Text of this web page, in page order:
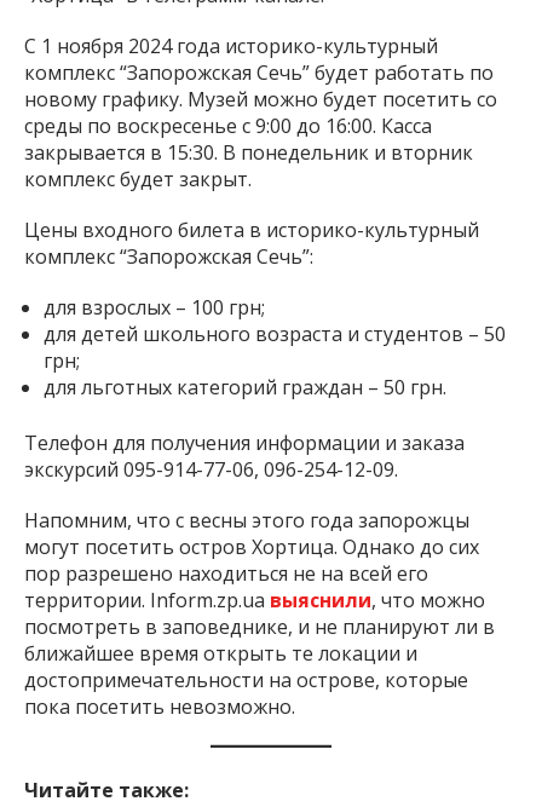
С 1 ноября 2024 года историко-культурный
комплекс “Запорожская Сечь” будет работать по
новому графику. Музей можно будет посетить со
среды по воскресенье с 9:00 до 16:00. Касса
закрывается в 15:30. В понедельник и вторник
комплекс будет закрыт.
Цены входного билета в историко-культурный
комплекс “Запорожская Сечь”:
для взрослых – 100 грн;
для детей школьного возраста и студентов – 50
грн;
для льготных категорий граждан – 50 грн.
Телефон для получения информации и заказа
экскурсий 095-914-77-06, 096-254-12-09.
Напомним, что с весны этого года запорожцы
могут посетить остров Хортица. Однако до сих
пор разрешено находиться не на всей его
территории. Inform.zp.ua выяснили, что можно
посмотреть в заповеднике, и не планируют ли в
ближайшее время открыть те локации и
достопримечательности на острове, которые
пока посетить невозможно.
Читайте также: